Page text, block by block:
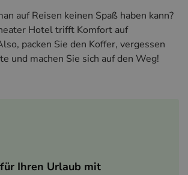
auf Reisen keinen Spaß haben kann?
Hotel trifft Komfort auf
packen Sie den Koffer, vergessen
und machen Sie sich auf den Weg!
Ihren Urlaub mit